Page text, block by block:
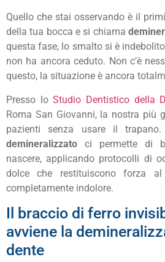
Quello che stai osservando è il
della tua bocca e si chiama
questa fase, lo smalto si è
non ha ancora ceduto. Non c’è
questo, la situazione è ancora
Presso loStudio Dentistico della
Roma San Giovanni, la nostra più
pazienti senza usare il
demineralizzato ci permette di
nascere, applicando protocolli di
dolce che restituiscono forza
completamente indolore.
Il braccio di ferro
avviene la
dente